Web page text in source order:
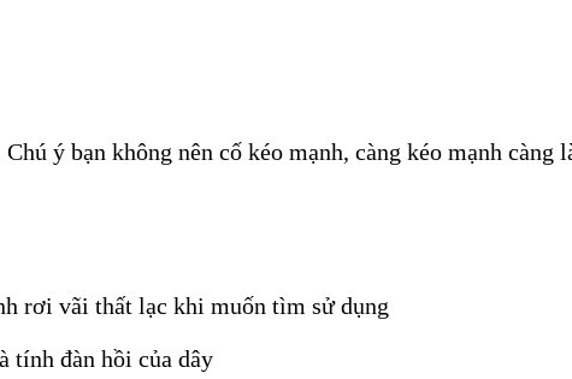
ý bạn không nên cố kéo mạnh, càng kéo mạnh càng
rơi vãi thất lạc khi muốn tìm sử dụng
tính đàn hồi của dây